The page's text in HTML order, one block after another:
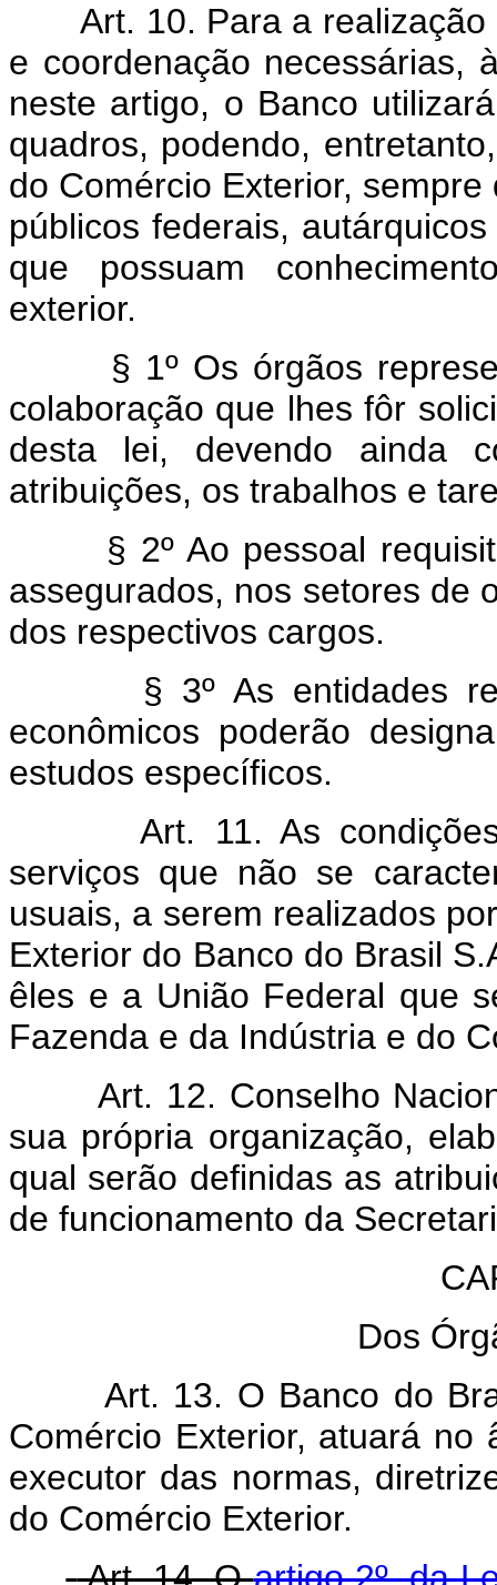
Art. 10. Para a
e coordenação necessárias,
neste artigo, o Banco
quadros, podendo,
do Comércio Exterior,
públicos federais,
que possuam
exterior.
§ 1º Os órgãos
colaboração que lhes fôr
desta lei, devendo ainda
atribuições, os trabalhos e
§ 2º Ao pessoal
assegurados, nos setores de
dos respectivos cargos.
§ 3º As entidades
econômicos poderão
estudos específicos.
Art. 11. As
serviços que não se
usuais, a serem realizados
Exterior do Banco do Brasil
êles e a União Federal que
Fazenda e da Indústria e do
Art. 12. Conselho
sua própria organização,
qual serão definidas as
de funcionamento da
Dos
Art. 13. O Banco do
Comércio Exterior, atuará no
executor das normas,
do Comércio Exterior.